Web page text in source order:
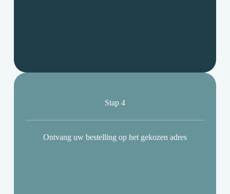
Stap 4
Ontvang uw bestelling op het gekozen adres